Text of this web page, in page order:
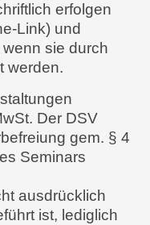
erfolgen
Link) und
sie durch
werden.
Der DSV
gem. § 4
Seminars
ausdrücklich
ist, lediglich